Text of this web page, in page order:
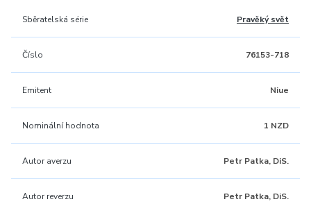
Sběratelská série Pravěký svět
Číslo 76153-718
Emitent Niue
Nominální hodnota 1 NZD
Autor averzu Petr Patka, DiS.
Autor reverzu Petr Patka, DiS.